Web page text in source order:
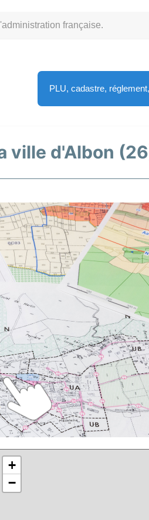
française.
PLU, cadastre,
ville d'Albon
+
−